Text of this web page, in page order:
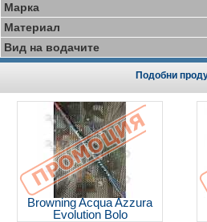
Марка
Материал
Вид на водачите
Подобни
Browning Acqua Azzura
Evolution Bolo